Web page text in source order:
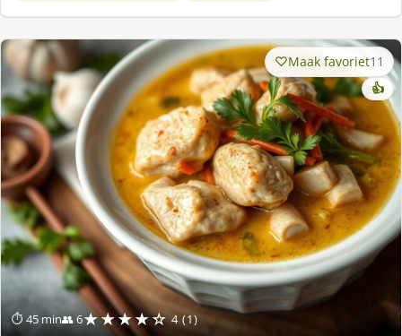
⏱ 45 min👥 6★★★★☆ 4 (1)
Maak favoriet11
👍